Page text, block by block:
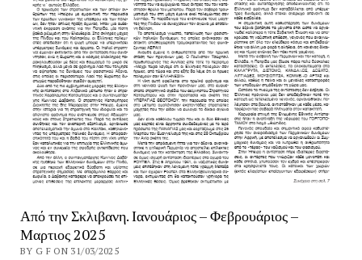
Από την Σκλιβανη. Ιανουάριος – Φεβρουάριος –
Μαρτιος 2025
BY G F ON 31/03/2025